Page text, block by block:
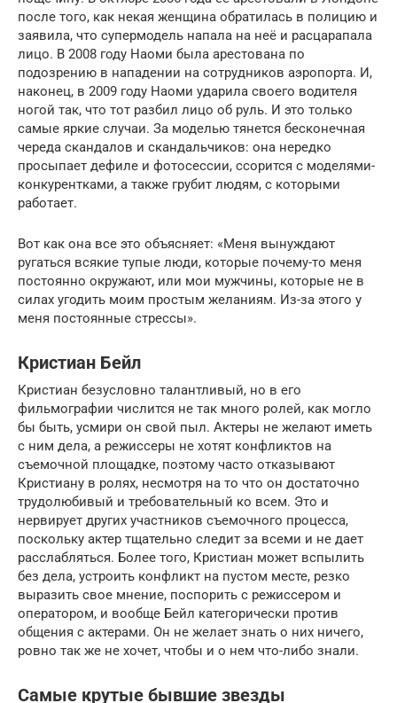
после того, как некая женщина обратилась в полицию и
заявила, что супермодель напала на неё и расцарапала
лицо. В 2008 году Наоми была арестована по
подозрению в нападении на сотрудников аэропорта. И,
наконец, в 2009 году Наоми ударила своего водителя
ногой так, что тот разбил лицо об руль. И это только
самые яркие случаи. За моделью тянется бесконечная
череда скандалов и скандальчиков: она нередко
просыпает дефиле и фотосессии, ссорится с моделями-
конкурентками, а также грубит людям, с которыми
работает.
Вот как она все это объясняет: «Меня вынуждают
ругаться всякие тупые люди, которые почему-то меня
постоянно окружают, или мои мужчины, которые не в
силах угодить моим простым желаниям. Из-за этого у
меня постоянные стрессы».
Кристиан Бейл
Кристиан безусловно талантливый, но в его
фильмографии числится не так много ролей, как могло
бы быть, усмири он свой пыл. Актеры не желают иметь
с ним дела, а режиссеры не хотят конфликтов на
съемочной площадке, поэтому часто отказывают
Кристиану в ролях, несмотря на то что он достаточно
трудолюбивый и требовательный ко всем. Это и
нервирует других участников съемочного процесса,
поскольку актер тщательно следит за всеми и не дает
расслабляться. Более того, Кристиан может вспылить
без дела, устроить конфликт на пустом месте, резко
выразить свое мнение, поспорить с режиссером и
оператором, и вообще Бейл категорически против
общения с актерами. Он не желает знать о них ничего,
ровно так же не хочет, чтобы и о нем что-либо знали.
Самые крутые бывшие звезды